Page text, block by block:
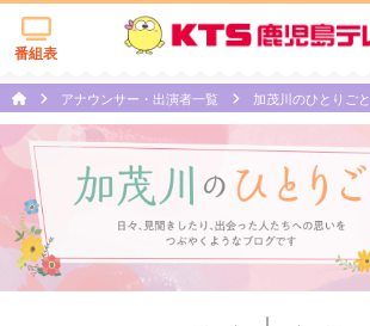
番組表
アナウンサー・出演者一覧 加茂川のひとりごと